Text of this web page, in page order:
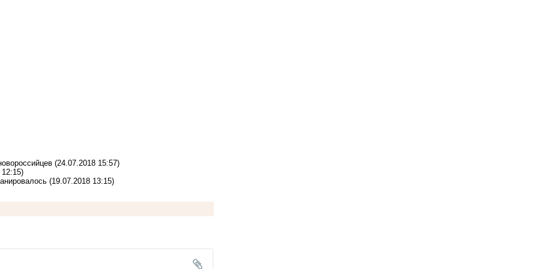
(24.07.2018 15:57)
(19.07.2018 13:15)